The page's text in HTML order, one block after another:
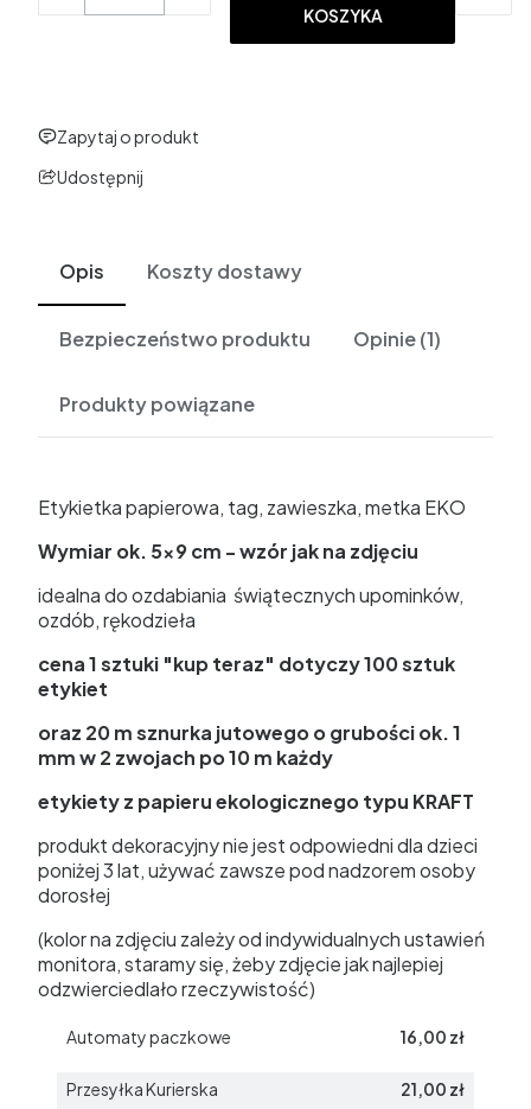
KOSZYKA
Zapytaj o produkt
Udostępnij
Opis Koszty dostawy
Bezpieczeństwo produktu Opinie (1)
Produkty powiązane
Etykietka papierowa, tag, zawieszka, metka EKO
Wymiar ok. 5x9 cm - wzór jak na zdjęciu
idealna do ozdabiania świątecznych upominków,
ozdób, rękodzieła
cena 1 sztuki "kup teraz" dotyczy 100 sztuk
etykiet
oraz 20 m sznurka jutowego o grubości ok. 1
mm w 2 zwojach po 10 m każdy
etykiety z papieru ekologicznego typu KRAFT
produkt dekoracyjny nie jest odpowiedni dla dzieci
poniżej 3 lat, używać zawsze pod nadzorem osoby
dorosłej
(kolor na zdjęciu zależy od indywidualnych ustawień
monitora, staramy się, żeby zdjęcie jak najlepiej
odzwierciedlało rzeczywistość)
Automaty paczkowe 16,00 zł
Przesyłka Kurierska 21,00 zł